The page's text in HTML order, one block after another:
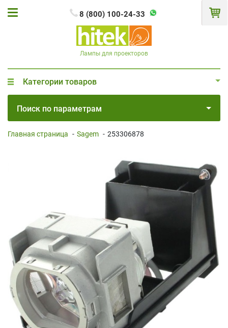
8 (800) 100-24-33
Лампы для проекторов
Категории товаров
Поиск по параметрам
Главная страница - Sagem - 253306878